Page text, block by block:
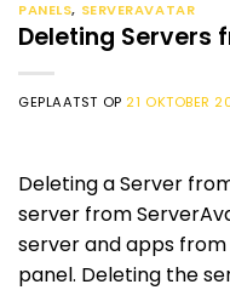
PANELS, SERVERAVATAR
Deleting Servers
GEPLAATST OP 21 OKTOBER
Deleting a Server
server from
server and apps
panel. Deleting the